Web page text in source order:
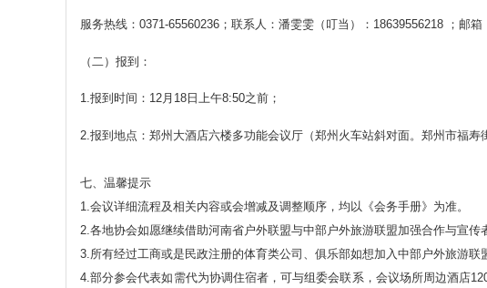
服务热线：0371-65560236；联系人：潘雯雯（叮当）：18639556218 ；邮箱
（二）报到：
1.报到时间：12月18日上午8:50之前；
2.报到地点：郑州大酒店六楼多功能会议厅（郑州火车站斜对面。郑州市福寿
七、温馨提示
1.会议详细流程及相关内容或会增减及调整顺序，均以《会务手册》为准。
2.各地协会如愿继续借助河南省户外联盟与中部户外旅游联盟加强合作与宣传
3.所有经过工商或是民政注册的体育类公司、俱乐部如想加入中部户外旅游联
4.部分参会代表如需代为协调住宿者，可与组委会联系，会议场所周边酒店